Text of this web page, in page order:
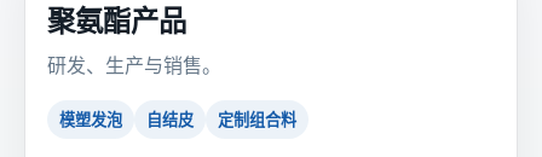
聚氨酯产品
研发、生产与销售。
模塑发泡 自结皮 定制组合料